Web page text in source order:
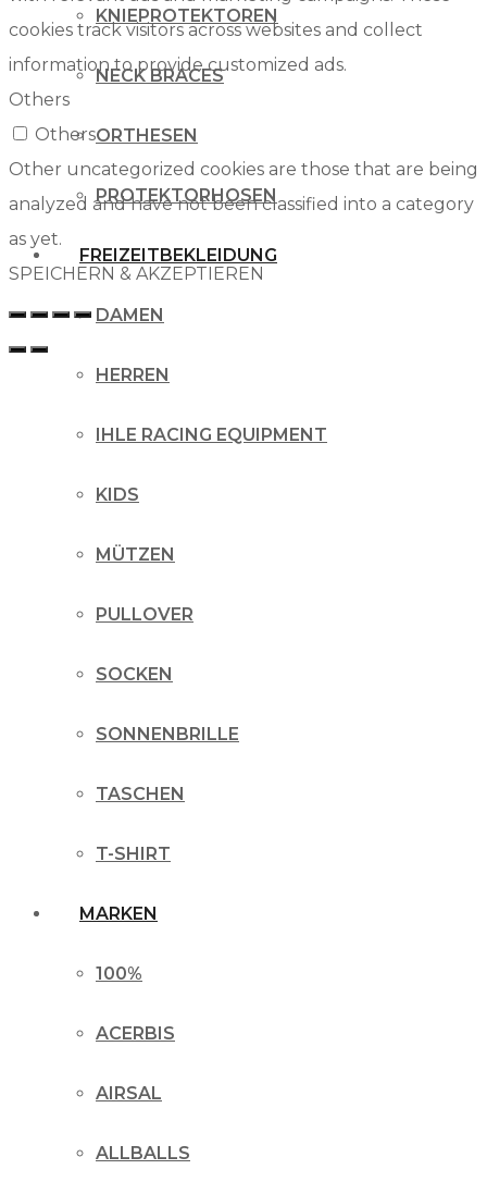
KNIEPROTEKTOREN
NECK BRACES
ORTHESEN
PROTEKTORHOSEN
FREIZEITBEKLEIDUNG
DAMEN
HERREN
IHLE RACING EQUIPMENT
KIDS
MÜTZEN
PULLOVER
SOCKEN
SONNENBRILLE
TASCHEN
T-SHIRT
MARKEN
100%
ACERBIS
AIRSAL
ALLBALLS
cookies track visitors across websites and collect
information to provide customized ads.
Others
Others
Other uncategorized cookies are those that are being
analyzed and have not been classified into a category
as yet.
SPEICHERN & AKZEPTIEREN